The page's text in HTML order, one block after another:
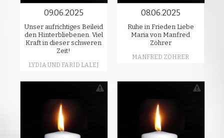
09.06.2025
Unser aufrichtiges Beileid
den Hinterbliebenen. Viel
Kraft in dieser schweren
Zeit!
LYDIA UND FARID LALEJ
08.06.2025
Ruhe in Frieden Liebe
Maria von Manfred
Zöhrer
MANFRED ZÖHRER